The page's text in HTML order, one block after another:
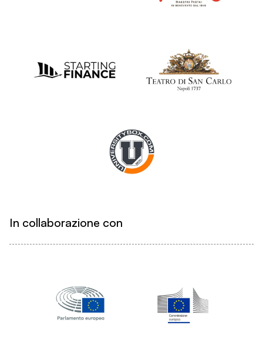
In collaborazione con